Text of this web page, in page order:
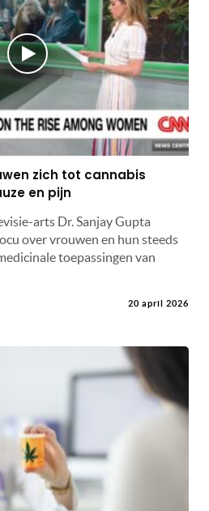
zich tot cannabis
en pijn
arts Dr. Sanjay Gupta
over vrouwen en hun steeds
toepassingen van
20 april 2026